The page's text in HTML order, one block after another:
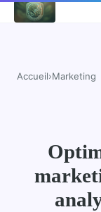
Accueil›Marketing